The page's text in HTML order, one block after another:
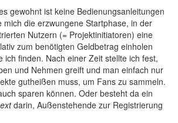
gewohnt ist keine Bedienungsanleitungen
mich die erzwungene Startphase, in der
Nutzern (= Projektinitiatoren) eine
zum benötigten Geldbetrag einholen
ich finden. Nach einer Zeit stellte ich fest,
und Nehmen greift und man einfach nur
gutheißen muss, um Fans zu sammeln.
sparen können. Oder besteht da ein
darin, Außenstehende zur Registrierung